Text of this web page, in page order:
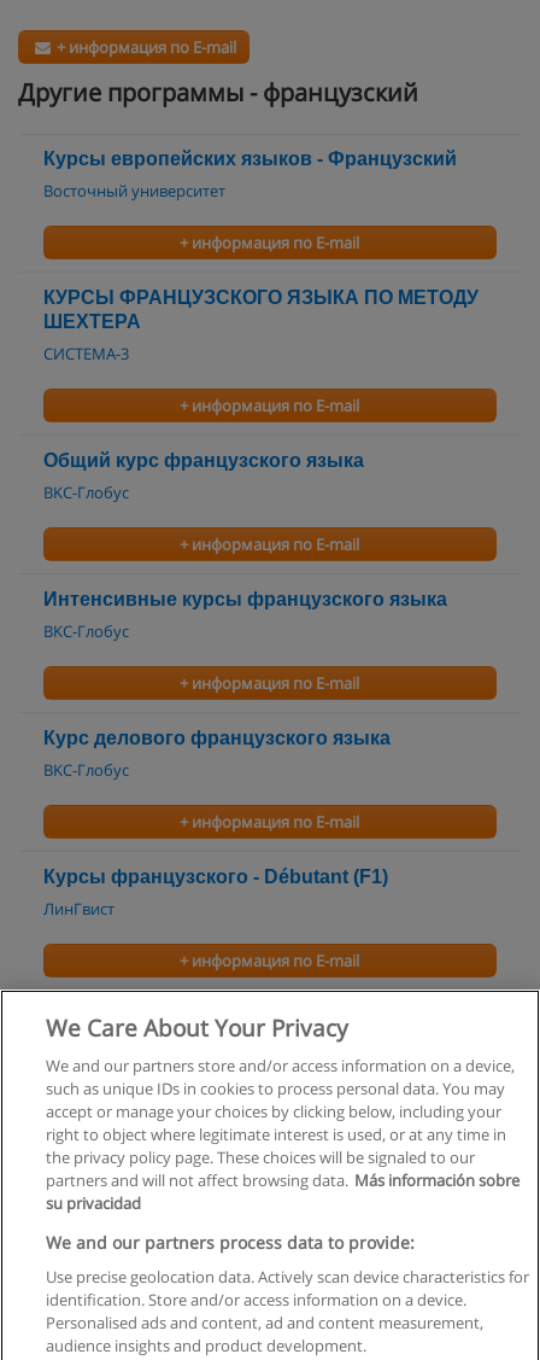
+ информация по E-mail
Другие программы - французский
Курсы европейских языков - Французский
Восточный университет
+ информация по E-mail
КУРСЫ ФРАНЦУЗСКОГО ЯЗЫКА ПО МЕТОДУ
ШЕХТЕРА
СИСТЕМА-3
+ информация по E-mail
Общий курс французского языка
BKC-Глобус
+ информация по E-mail
Интенсивные курсы французского языка
BKC-Глобус
+ информация по E-mail
Курс делового французского языка
BKC-Глобус
+ информация по E-mail
Курсы французского - Débutant (F1)
ЛинГвист
+ информация по E-mail
Курсы французского - Pré-Intermédiaire (F2)
+ информация по E-mail
Правила пользования
Конфиденциальность информации
Напишите Educaedu
We Care About Your Privacy
We and our partners store and/or access information on a device,
such as unique IDs in cookies to process personal data. You may
accept or manage your choices by clicking below, including your
right to object where legitimate interest is used, or at any time in
the privacy policy page. These choices will be signaled to our
partners and will not affect browsing data. Más información sobre
su privacidad
We and our partners process data to provide:
Use precise geolocation data. Actively scan device characteristics for
identification. Store and/or access information on a device.
Personalised ads and content, ad and content measurement,
audience insights and product development.